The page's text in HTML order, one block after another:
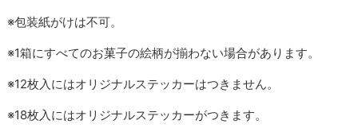
※包装紙がけは不可。
※1箱にすべてのお菓子の絵柄が揃わない場合があります。
※12枚入にはオリジナルステッカーはつきません。
※18枚入にはオリジナルステッカーがつきます。